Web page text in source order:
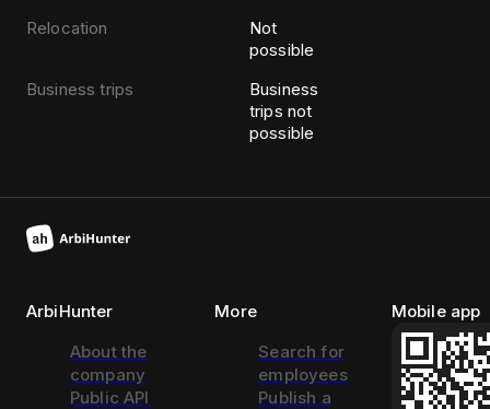
Relocation
Not
possible
Business trips
Business
trips not
possible
ArbiHunter
About the
company
Public API
More
Search for
employees
Publish a
Mobile app